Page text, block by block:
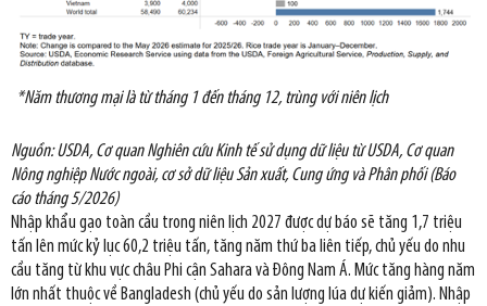
*Năm thương mại là từ tháng 1 đến tháng 12, trùng với niên lịch
Nguồn: USDA, Cơ quan Nghiên cứu Kinh tế sử dụng dữ liệu từ USDA, Cơ quan
Nông nghiệp Nước ngoài, cơ sở dữ liệu Sản xuất, Cung ứng và Phân phối (Báo
cáo tháng 5/2026)
Nhập khẩu gạo toàn cầu trong niên lịch 2027 được dự báo sẽ tăng 1,7 triệu
tấn lên mức kỷ lục 60,2 triệu tấn, tăng năm thứ ba liên tiếp, chủ yếu do nhu
cầu tăng từ khu vực châu Phi cận Sahara và Đông Nam Á. Mức tăng hàng năm
lớn nhất thuộc về Bangladesh (chủ yếu do sản lượng lúa dự kiến giảm). Nhập